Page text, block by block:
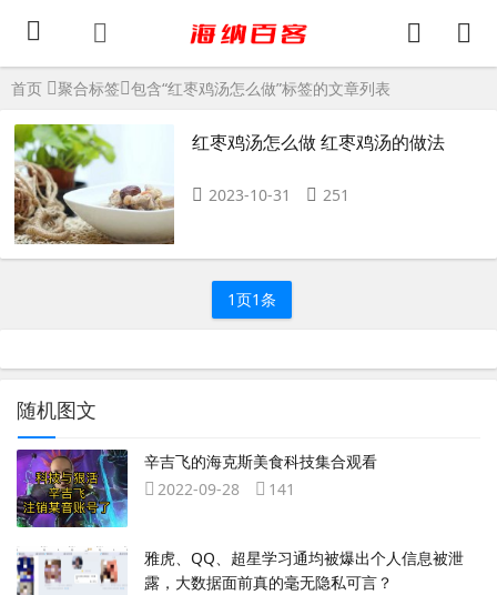
首页 聚合标签 包含“红枣鸡汤怎么做”标签的文章列表
红枣鸡汤怎么做 红枣鸡汤的做法
2023-10-31 251
1页1条
随机图文
辛吉飞的海克斯美食科技集合观看
2022-09-28
141
雅虎、QQ、超星学习通均被爆出个人信息被泄
露，大数据面前真的毫无隐私可言？